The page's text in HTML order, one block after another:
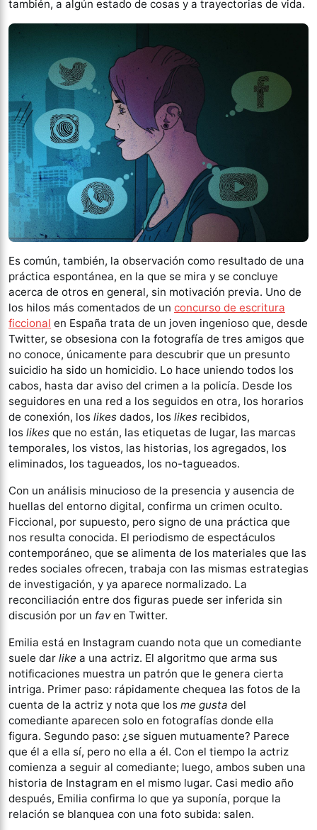
también, a algún estado de cosas y a trayectorias de vida.
Es común, también, la observación como resultado de una
práctica espontánea, en la que se mira y se concluye
acerca de otros en general, sin motivación previa. Uno de
los hilos más comentados de un concurso de escritura
ficcional en España trata de un joven ingenioso que, desde
Twitter, se obsesiona con la fotografía de tres amigos que
no conoce, únicamente para descubrir que un presunto
suicidio ha sido un homicidio. Lo hace uniendo todos los
cabos, hasta dar aviso del crimen a la policía. Desde los
seguidores en una red a los seguidos en otra, los horarios
de conexión, los likes dados, los likes recibidos,
los likes que no están, las etiquetas de lugar, las marcas
temporales, los vistos, las historias, los agregados, los
eliminados, los tagueados, los no-tagueados.
Con un análisis minucioso de la presencia y ausencia de
huellas del entorno digital, confirma un crimen oculto.
Ficcional, por supuesto, pero signo de una práctica que
nos resulta conocida. El periodismo de espectáculos
contemporáneo, que se alimenta de los materiales que las
redes sociales ofrecen, trabaja con las mismas estrategias
de investigación, y ya aparece normalizado. La
reconciliación entre dos figuras puede ser inferida sin
discusión por un faven Twitter.
Emilia está en Instagram cuando nota que un comediante
suele dar like a una actriz. El algoritmo que arma sus
notificaciones muestra un patrón que le genera cierta
intriga. Primer paso: rápidamente chequea las fotos de la
cuenta de la actriz y nota que los me gusta del
comediante aparecen solo en fotografías donde ella
figura. Segundo paso: ¿se siguen mutuamente? Parece
que él a ella sí, pero no ella a él. Con el tiempo la actriz
comienza a seguir al comediante; luego, ambos suben una
historia de Instagram en el mismo lugar. Casi medio año
después, Emilia confirma lo que ya suponía, porque la
relación se blanquea con una foto subida: salen.